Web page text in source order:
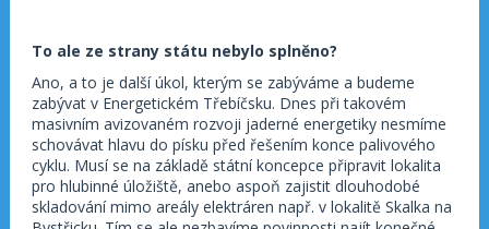
To ale ze strany státu nebylo splněno?
Ano, a to je další úkol, kterým se zabýváme a budeme
zabývat v Energetickém Třebíčsku. Dnes při takovém
masivním avizovaném rozvoji jaderné energetiky nesmíme
schovávat hlavu do písku před řešením konce palivového
cyklu. Musí se na základě státní koncepce připravit lokalita
pro hlubinné úložiště, anebo aspoň zajistit dlouhodobé
skladování mimo areály elektráren např. v lokalitě Skalka na